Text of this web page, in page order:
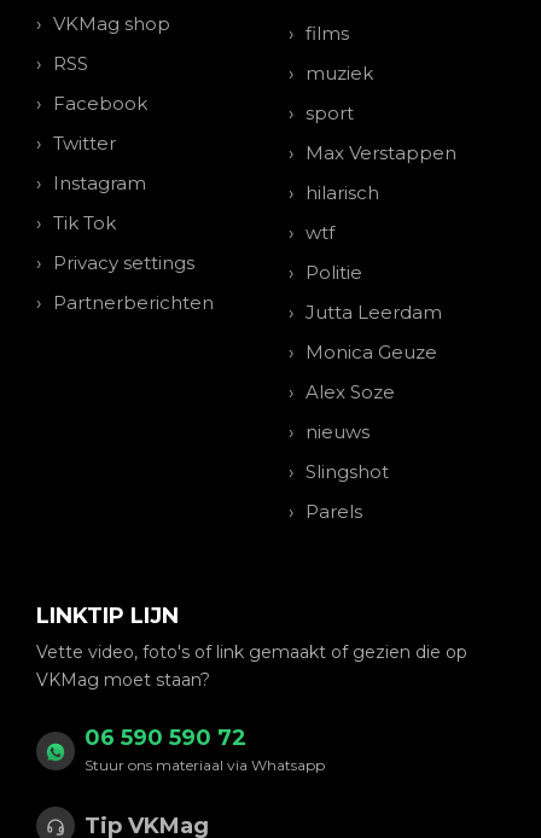
VKMag shop
RSS
Facebook
Twitter
Instagram
Tik Tok
Privacy settings
Partnerberichten
films
muziek
sport
Max Verstappen
hilarisch
wtf
Politie
Jutta Leerdam
Monica Geuze
Alex Soze
nieuws
Slingshot
Parels
LINKTIP LIJN
Vette video, foto's of link gemaakt of gezien die op
VKMag moet staan?
06 590 590 72
Stuur ons materiaal via Whatsapp
Tip VKMag